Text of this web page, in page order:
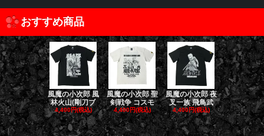
おすすめ商品
風魔の小次郎 風
林火山(剛刀ブ
4,400円(税込)
風魔の小次郎 聖
剣戦争 コスモ
4,400円(税込)
風魔の小次郎 夜
叉一族 飛鳥武
4,400円(税込)
風魔の小次
魔一族 竜
4,400円(税